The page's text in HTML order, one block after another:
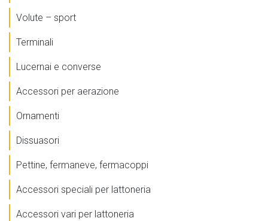
Volute – sport
Terminali
Lucernai e converse
Accessori per aerazione
Ornamenti
Dissuasori
Pettine, fermaneve, fermacoppi
Accessori speciali per lattoneria
Accessori vari per lattoneria